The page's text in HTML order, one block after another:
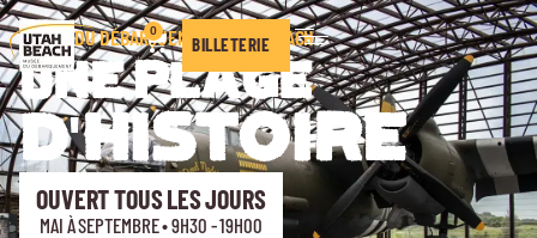
0
BILLETERIE
MUSÉE DU DÉBARQUEMENT UTAH BEACH
UNE PLAGE
D'HISTOIRE
OUVERT TOUS LES JOURS
MAI À SEPTEMBRE • 9H30 - 19H00